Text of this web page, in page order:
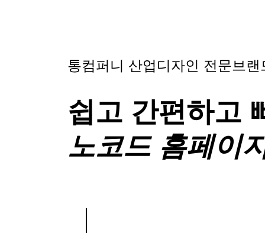
통컴퍼니 산업디자인 전문브
쉽고 간편하고
노코드 홈페이